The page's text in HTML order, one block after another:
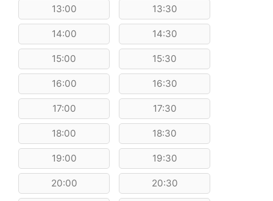
13:00 13:30
14:00 14:30
15:00 15:30
16:00 16:30
17:00 17:30
18:00 18:30
19:00 19:30
20:00 20:30